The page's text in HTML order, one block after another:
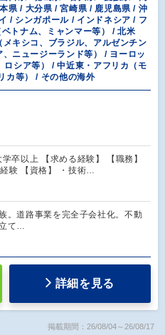
県 / 大分県 / 宮崎県 / 鹿児島県 / 沖
/ シンガポール / インドネシア / フ
トナム、ミャンマー等） / 北米
メキシコ、ブラジル、アルゼンチン
ニュージーランド等） / ヨーロッ
シア等） / 中近東・アフリカ（モ
カ等） / その他の海外
学卒以上 【求める経験】 【職務】
験 【資格】 ・技術…
。道路事業を完全子会社化。不動
て…
詳細を見る
掲載期間：26/08/04～26/08/17